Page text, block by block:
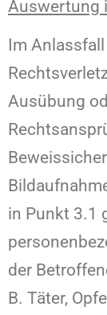
Auswertung
Im
Ausübung
in Punkt 3.1
der
B. Täter,